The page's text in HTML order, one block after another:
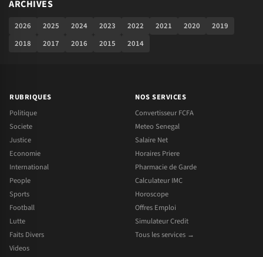
ARCHIVES
2026 2025 2024 2023 2022 2021 2020
2019
2018
2017 2016 2015 2014
RUBRIQUES
Politique
Societe
Justice
Economie
International
People
Sports
Football
Lutte
Faits Divers
Videos
NOS SERVICES
Convertisseur FCFA
Meteo Senegal
Salaire Net
Horaires Priere
Pharmacie de Garde
Calculateur IMC
Horoscope
Offres Emploi
Simulateur Credit
Tous les services →